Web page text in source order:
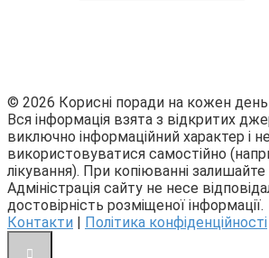
© 2026 Корисні поради на кожен день
Вся інформація взята з відкритих
виключно інформаційний характер і
використовуватися самостійно
лікування). При копіюванні
Адміністрація сайту не несе
достовірність розміщеної інформації.
Контакти
Політика конфіденційності